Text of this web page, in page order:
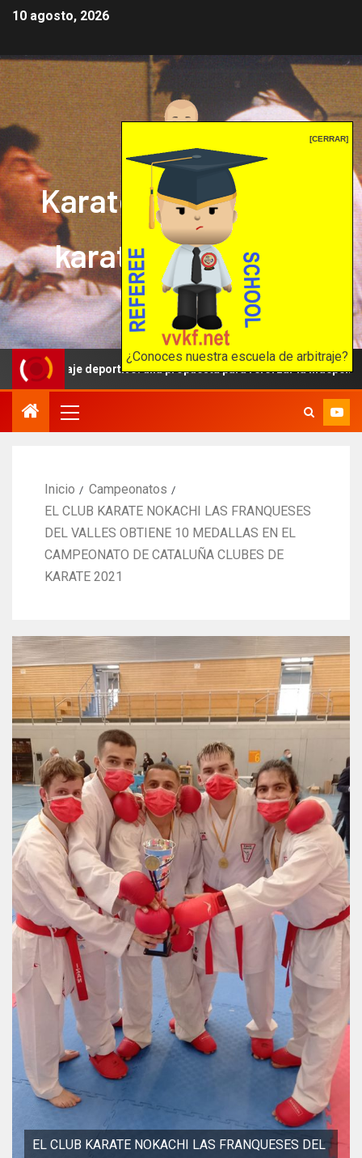
[CERRAR]
¿Conoces nuestra escuela de arbitraje?
10 agosto, 2026
Karate mrprepor: el
karate en internet
El karate en internet
deportivo: una propuesta para reforzar la independencia
Inicio
Campeonatos
EL CLUB KARATE NOKACHI LAS FRANQUESES
DEL VALLES OBTIENE 10 MEDALLAS EN EL
CAMPEONATO DE CATALUÑA CLUBES DE
KARATE 2021
EL CLUB KARATE NOKACHI LAS FRANQUESES DEL